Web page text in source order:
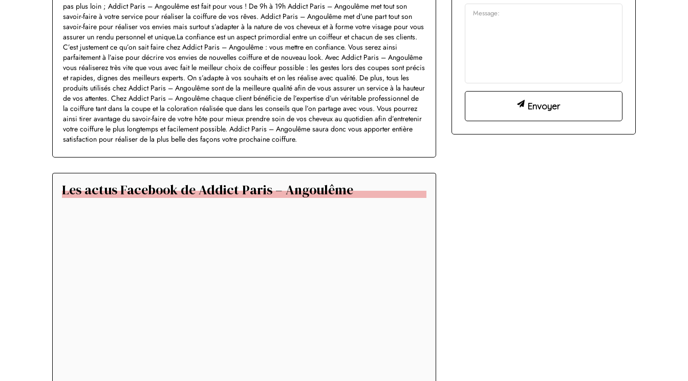
pas plus loin ; Addict Paris – Angoulême est fait pour vous ! De 9h à 19h Addict Paris – Angoulême met tout son
savoir-faire à votre service pour réaliser la coiffure de vos rêves. Addict Paris – Angoulême met d’une part tout son
savoir-faire pour réaliser vos envies mais surtout s’adapter à la nature de vos cheveux et à forme votre visage pour vous
assurer un rendu personnel et unique.La confiance est un aspect primordial entre un coiffeur et chacun de ses clients.
C’est justement ce qu’on sait faire chez Addict Paris – Angoulême : vous mettre en confiance. Vous serez ainsi
parfaitement à l’aise pour décrire vos envies de nouvelles coiffure et de nouveau look. Avec Addict Paris – Angoulême
vous réaliserez très vite que vous avec fait le meilleur choix de coiffeur possible : les gestes lors des coupes sont précis
et rapides, dignes des meilleurs experts. On s’adapte à vos souhaits et on les réalise avec qualité. De plus, tous les
produits utilisés chez Addict Paris – Angoulême sont de la meilleure qualité afin de vous assurer un service à la hauteur
de vos attentes. Chez Addict Paris – Angoulême chaque client bénéficie de l’expertise d’un véritable professionnel de
la coiffure tant dans la coupe et la coloration réalisée que dans les conseils que l’on partage avec vous. Vous pourrez
ainsi tirer avantage du savoir-faire de votre hôte pour mieux prendre soin de vos cheveux au quotidien afin d’entretenir
votre coiffure le plus longtemps et facilement possible. Addict Paris – Angoulême saura donc vous apporter entière
satisfaction pour réaliser de la plus belle des façons votre prochaine coiffure.
Les actus Facebook de Addict Paris – Angoulême